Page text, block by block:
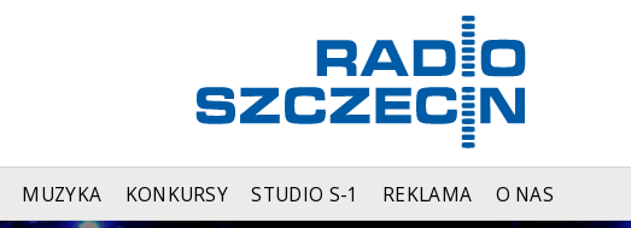
MUZYKA KONKURSY STUDIO S-1 REKLAMA O NAS